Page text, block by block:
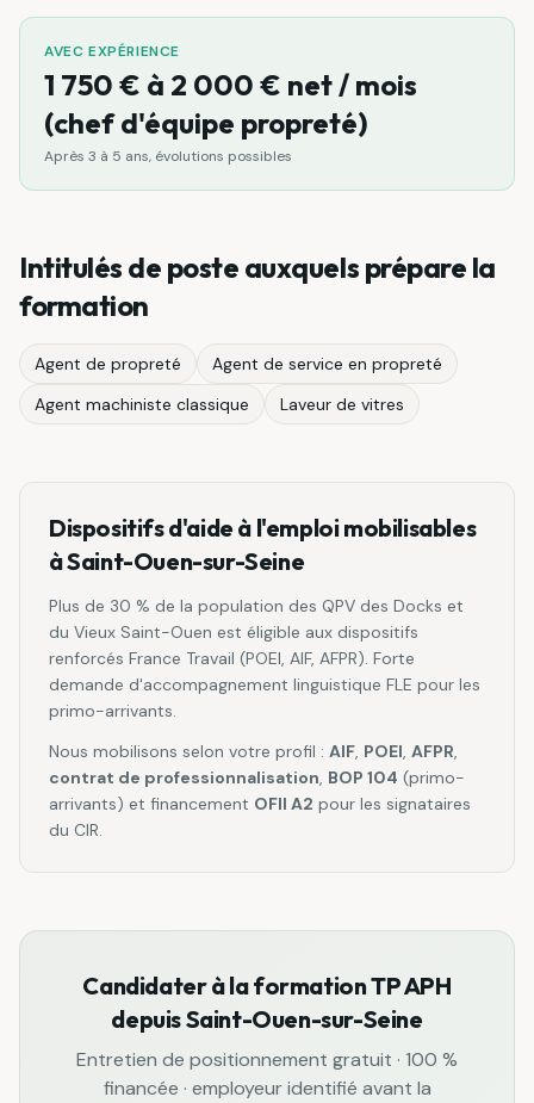
AVEC EXPÉRIENCE
1 750 € à 2 000 € net / mois
(chef d'équipe propreté)
Après 3 à 5 ans, évolutions possibles
Intitulés de poste auxquels prépare la
formation
Agent de propreté
Agent de service en propreté
Agent machiniste classique
Laveur de vitres
Dispositifs d'aide à l'emploi mobilisables
àSaint-Ouen-sur-Seine
Plus de 30 % de la population des QPV des Docks et
du Vieux Saint-Ouen est éligible aux dispositifs
renforcés France Travail (POEI, AIF, AFPR). Forte
demande d'accompagnement linguistique FLE pour les
primo-arrivants.
Nous mobilisons selon votre profil : AIF, POEI, AFPR,
contrat de professionnalisation, BOP 104 (primo-
arrivants) et financement OFII A2 pour les signataires
du CIR.
Candidater à la formationTP APH
depuisSaint-Ouen-sur-Seine
Entretien de positionnement gratuit · 100 %
financée · employeur identifié avant la